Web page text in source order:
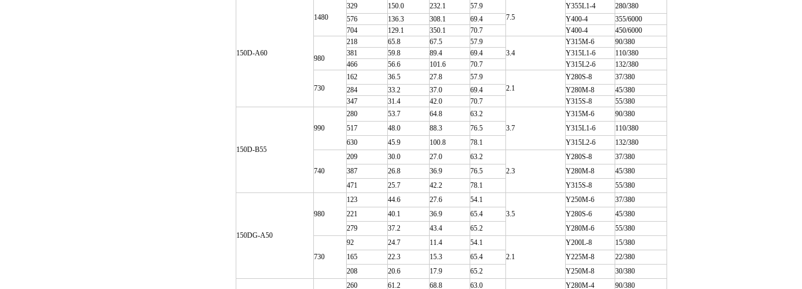
150D-A60
1480
329 150.0 232.1
57.9
7.5
Y355L1-4
280/380
576
136.3 308.1 69.4 Y400-4
355/6000
704
129.1 350.1 70.7 Y400-4 450/6000
980
218 65.8 67.5
57.9
3.4
Y315M-6
90/380
381
59.8 89.4 69.4 Y315L1-6
110/380
466
56.6 101.6 70.7 Y315L2-6 132/380
730
162 36.5 27.8
57.9
2.1
Y280S-8
37/380
284
33.2 37.0 69.4 Y280M-8
45/380
347
31.4 42.0 70.7 Y315S-8 55/380
150D-B55
990
280 53.7 64.8
63.2
3.7
Y315M-6
90/380
517
48.0 88.3 76.5 Y315L1-6
110/380
630
45.9 100.8 78.1 Y315L2-6 132/380
740
209 30.0 27.0
63.2
2.3
Y280S-8
37/380
387
26.8 36.9 76.5 Y280M-8
45/380
471
25.7 42.2 78.1 Y315S-8 55/380
150DG-A50
980
123 44.6 27.6
54.1
3.5
Y250M-6
37/380
221
40.1 36.9 65.4 Y280S-6
45/380
279
37.2 43.4 65.2 Y280M-6 55/380
730
92 24.7 11.4
54.1
2.1
Y200L-8
15/380
165
22.3 15.3 65.4 Y225M-8
22/380
208
20.6 17.9 65.2 Y250M-8 30/380
260 61.2 68.8
63.0
Y280M-4
90/380